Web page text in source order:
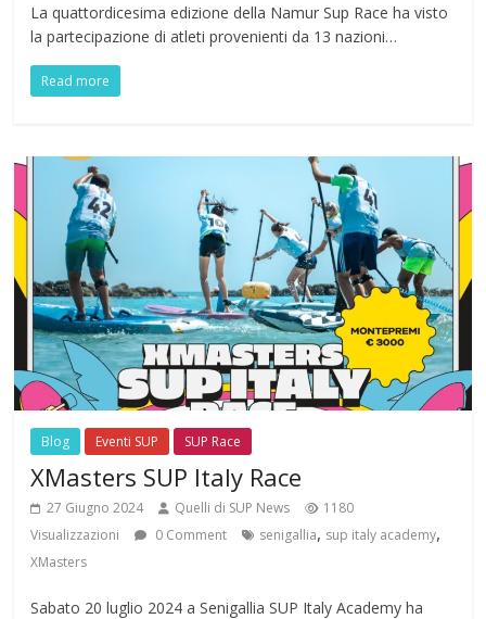
La quattordicesima edizione della Namur Sup Race ha visto
la partecipazione di atleti provenienti da 13 nazioni…
Read more
Blog Eventi SUP SUP Race
XMasters SUP Italy Race
27 Giugno 2024 Quelli di SUP News
1180
Visualizzazioni
0 Comment senigallia, sup italy academy,
XMasters
Sabato 20 luglio 2024 a Senigallia SUP Italy Academy ha